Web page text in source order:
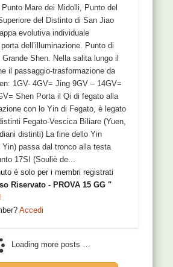
Mare dei Midolli, Punto del
del Distinto di San Jiao
evolutiva individuale
dell’illuminazione. Punto di
Shen. Nella salita lungo il
il passaggio-trasformazione da
1GV- 4GV= Jing 9GV – 14GV=
Shen Porta il Qi di fegato alla
con lo Yin di Fegato, è legato
Fegato-Vescica Biliare (Yuen,
distinti) La fine dello Yin
Yin) passa dal tronco alla testa
17SI (Souliè de...
è solo per i membri registrati
Riservato - PROVA 15 GG "
Accedi
Loading more posts …